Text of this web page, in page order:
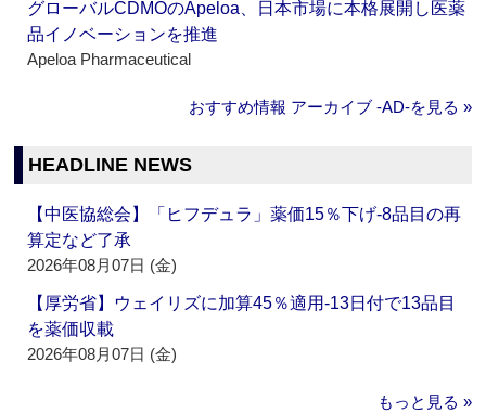
グローバルCDMOのApeloa、日本市場に本格展開し医薬
品イノベーションを推進
Apeloa Pharmaceutical
おすすめ情報 アーカイブ ‐AD‐を見る »
HEADLINE NEWS
【中医協総会】「ヒフデュラ」薬価15％下げ‐8品目の再
算定など了承
2026年08月07日 (金)
【厚労省】ウェイリズに加算45％適用‐13日付で13品目
を薬価収載
2026年08月07日 (金)
もっと見る »